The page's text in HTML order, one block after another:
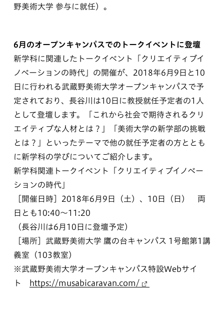
野美術大学 参与に就任）。
6月のオープンキャンパスでのトークイベントに登壇
新学科に関連したトークイベント「クリエイティブイ
ノベーションの時代」の開催が、2018年6月9日と10
日に行われる武蔵野美術大学オープンキャンパスで予
定されており、長谷川は10日に教授就任予定者の1人
として登壇します。「これから社会で期待されるクリ
エイティブな人材とは？」「美術大学の新学部の挑戦
とは？」といったテーマで他の就任予定者の方ととも
に新学科の学びについてご紹介します。
新学科関連トークイベント「クリエイティブイノベー
ションの時代」
［開催日時］2018年6月9日（土）、10日（日） 両
日とも10:40〜11:20
（長谷川は6月10日に登壇予定）
［場所］武蔵野美術大学 鷹の台キャンパス 1号館第1講
義室（103教室）
※武蔵野美術大学オープンキャンパス特設Webサイ
ト
https://musabicaravan.com/